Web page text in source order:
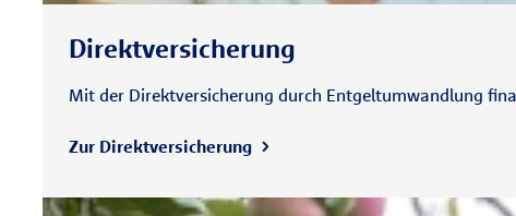
Direktversicherung
Mit der Direktversicherung durch Entgeltumwandlung
Zur Direktversicherung